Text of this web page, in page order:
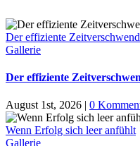
Der effiziente
Gallerie
Der effiziente
August 1st, 2026 | 0
Wenn Erfolg sich leer anfühlt
Gallerie